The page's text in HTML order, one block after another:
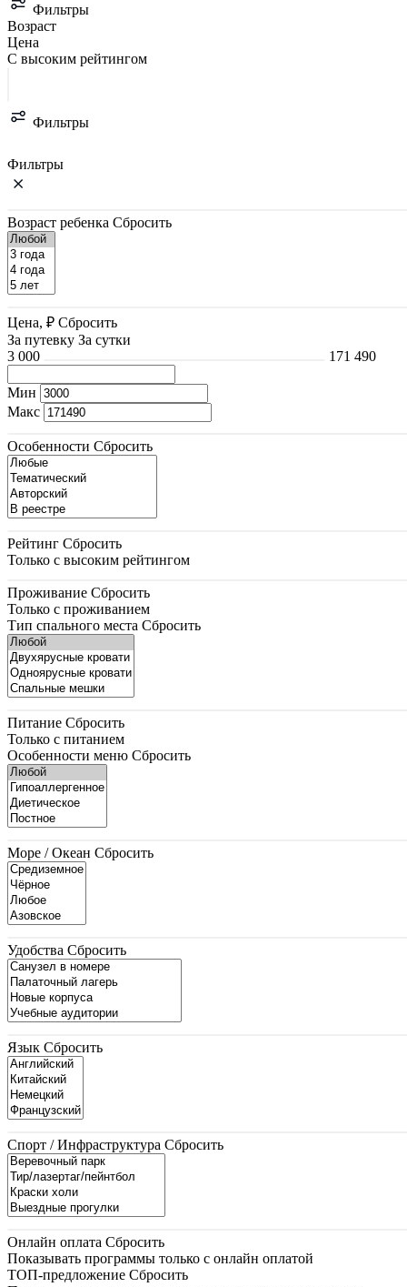
Фильтры
Возраст
Цена
С высоким рейтингом
Фильтры
Фильтры
Возраст ребенка Сбросить
Цена, ₽ Сбросить
За путевку За сутки
3 000
171 490
Мин
Макс
Особенности Сбросить
Рейтинг Сбросить
Только с высоким рейтингом
Проживание Сбросить
Только с проживанием
Тип спального места Сбросить
Питание Сбросить
Только с питанием
Особенности меню Сбросить
Море / Океан Сбросить
Удобства Сбросить
Язык Сбросить
Спорт / Инфраструктура Сбросить
Онлайн оплата Сбросить
Показывать программы только с онлайн оплатой
ТОП-предложение Сбросить